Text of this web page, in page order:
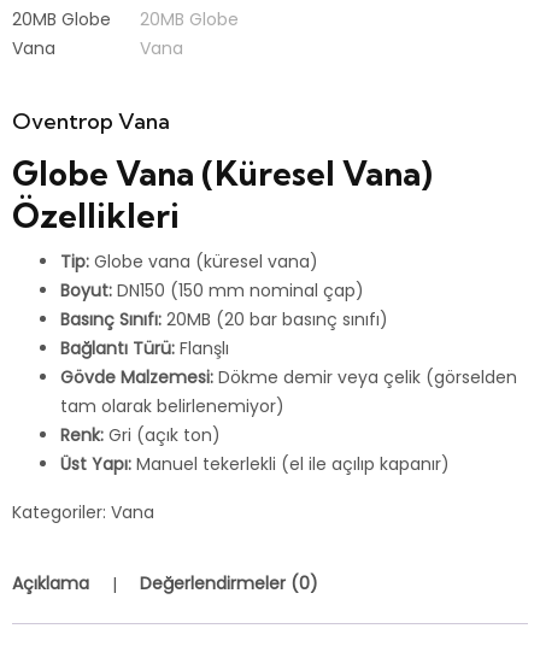
Oventrop Vana
Globe Vana (Küresel Vana)
Özellikleri
Tip: Globe vana (küresel vana)
Boyut: DN150 (150 mm nominal çap)
Basınç Sınıfı: 20MB (20 bar basınç sınıfı)
Bağlantı Türü: Flanşlı
Gövde Malzemesi: Dökme demir veya çelik (görselden
tam olarak belirlenemiyor)
Renk: Gri (açık ton)
Üst Yapı: Manuel tekerlekli (el ile açılıp kapanır)
Kategoriler: Vana
Açıklama Değerlendirmeler (0)